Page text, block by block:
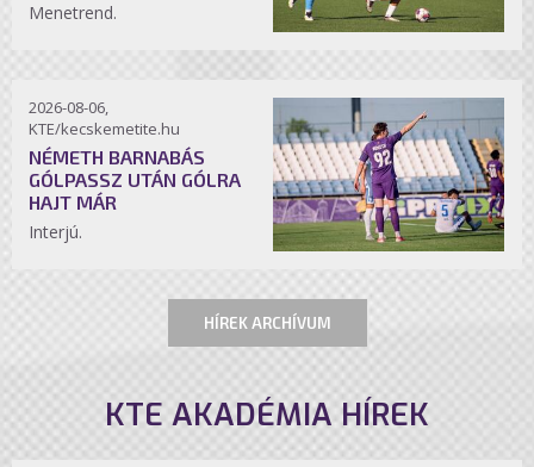
Menetrend.
2026-08-06,
KTE/kecskemetite.hu
NÉMETH BARNABÁS
GÓLPASSZ UTÁN GÓLRA
HAJT MÁR
Interjú.
HÍREK ARCHÍVUM
KTE AKADÉMIA HÍREK